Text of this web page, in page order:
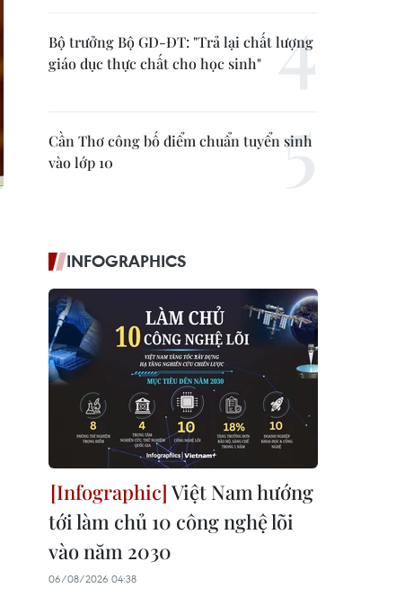
Bộ trưởng Bộ GD-ĐT: "Trả lại chất lượng
giáo dục thực chất cho học sinh"
Cần Thơ công bố điểm chuẩn tuyển sinh
vào lớp 10
INFOGRAPHICS
Việt Nam hướng
tới làm chủ 10 công nghệ lõi
vào năm 2030
06/08/2026 04:38